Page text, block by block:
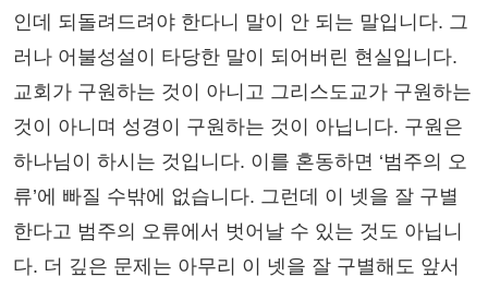
인데 되돌려드려야 한다니 말이 안 되는 말입니다. 그
러나 어불성설이 타당한 말이 되어버린 현실입니다.
교회가 구원하는 것이 아니고 그리스도교가 구원하는
것이 아니며 성경이 구원하는 것이 아닙니다. 구원은
하나님이 하시는 것입니다. 이를 혼동하면 ‘범주의 오
류’에 빠질 수밖에 없습니다. 그런데 이 넷을 잘 구별
한다고 범주의 오류에서 벗어날 수 있는 것도 아닙니
다. 더 깊은 문제는 아무리 이 넷을 잘 구별해도 앞서